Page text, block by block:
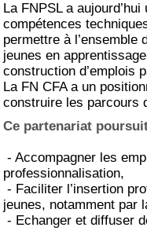
La FNPSL a
compétences
permettre à
jeunes en
construction d’emplois
La FN CFA a un
construire les parcours
Ce partenariat
- Accompagner les
professionnalisation,
- Faciliter l’insertion
jeunes, notamment par
- Echanger et diffuser